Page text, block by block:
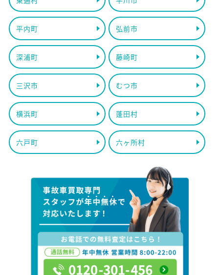
平内町 弘前市
深浦町 藤崎町
三沢市 むつ市
横浜町 蓬田村
六戸町 六ヶ所村